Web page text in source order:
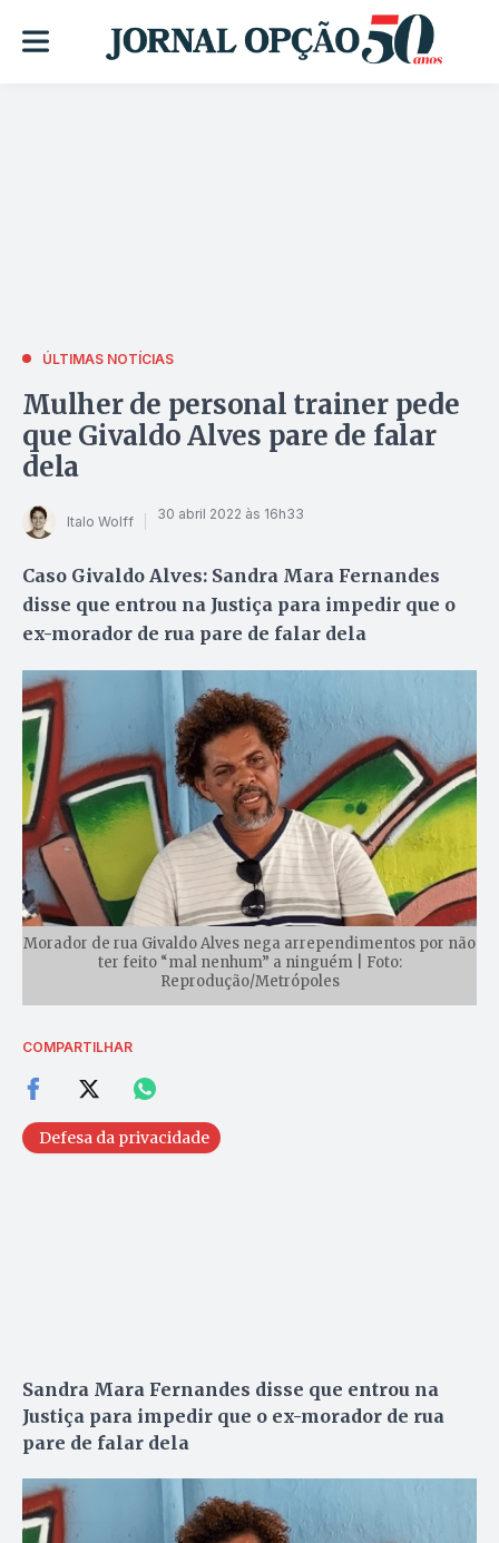
ÚLTIMAS NOTÍCIAS
Mulher de personal trainer pede
que Givaldo Alves pare de falar
dela
Italo Wolff 30 abril 2022 às 16h33
Caso Givaldo Alves: Sandra Mara Fernandes
disse que entrou na Justiça para impedir que o
ex-morador de rua pare de falar dela
Morador de rua Givaldo Alves nega arrependimentos por não
ter feito “mal nenhum” a ninguém | Foto:
Reprodução/Metrópoles
COMPARTILHAR
Defesa da privacidade
Sandra Mara Fernandes disse que entrou na
Justiça para impedir que o ex-morador de rua
pare de falar dela